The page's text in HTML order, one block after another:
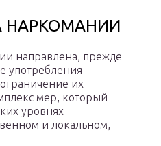
НАРКОМАНИИ
направлена, прежде
употребления
их
мер, который
уровнях —
и локальном,